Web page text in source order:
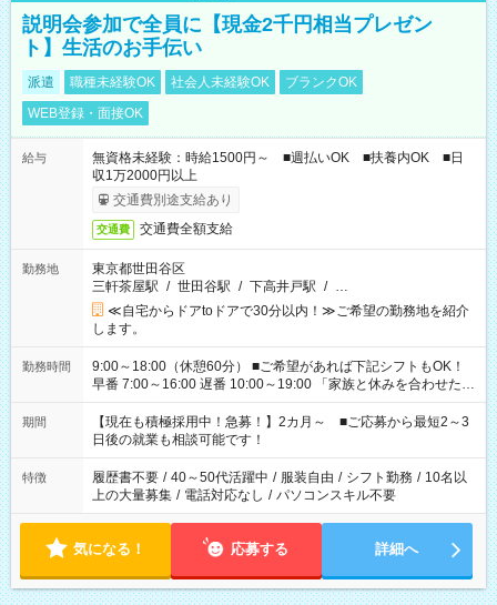
説明会参加で全員に【現金2千円相当プレゼン
ト】生活のお手伝い
派遣 職種未経験OK 社会人未経験OK
ブランクOK
WEB登録・面接OK
給与
無資格未経験：時給1500円～ ■週払いOK ■扶養内OK ■日
収1万2000円以上
交通費別途支給あり
交通費 交通費全額支給
勤務地
東京都世田谷区
三軒茶屋駅 / 世田谷駅 / 下高井戸駅 / …
≪自宅からドアtoドアで30分以内！≫ご希望の勤務地を紹介
します。
勤務時間
9:00～18:00（休憩60分） ■ご希望があれば下記シフトもOK！
早番 7:00～16:00 遅番 10:00～19:00 「家族と休みを合わせた
い」 「余裕を持って夕飯の準備がしたい」 「できれば残業はし
たくない」 など、ご希望を教えてくださいね。 ※Wワーク希望
の方へ 今ご覧のお仕事で希望する勤務時間と、もう1つのお仕事
の勤務時間。 合計で週40時間を超える場合は応募できません。
期間
【現在も積極採用中！急募！】2カ月～ ■ご応募から最短2～3
日後の就業も相談可能です！
特徴 履歴書不要 / 40～50代活躍中 / 服装自由 / シフト勤務 / 10名以
上の大量募集 / 電話対応なし / パソコンスキル不要
気になる！ 応募する 詳細へ